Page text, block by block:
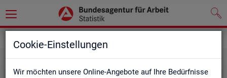
Cookie-Einstellungen
Wir möchten unsere Online-Angebote auf Ihre Bedürfnisse